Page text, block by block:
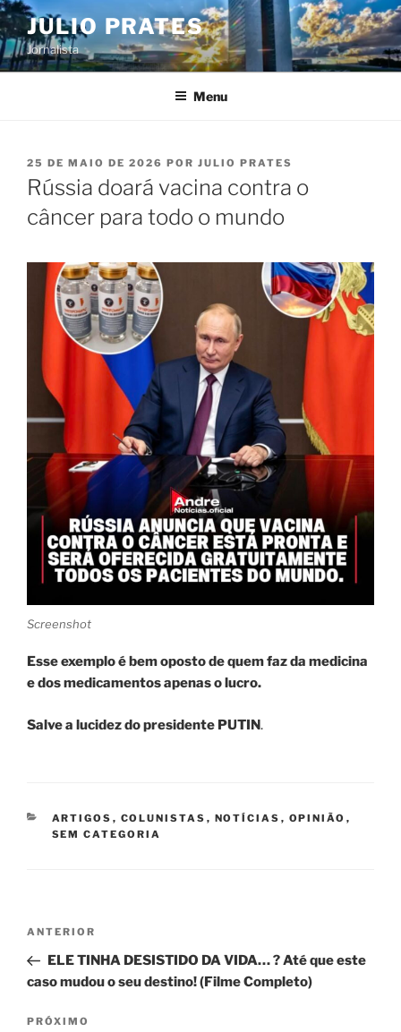
Pular
para
o
conteúdo
JULIO PRATES
Jornalista
Menu
PUBLICADO
EM
25 DE MAIO DE 2026 POR JULIO PRATES
Rússia doará vacina contra o
câncer para todo o mundo
Screenshot
Esse exemplo é bem oposto de quem faz da medicina
e dos medicamentos apenas o lucro.
Salve a lucidez do presidente PUTIN.
CATEGORIAS
ARTIGOS , COLUNISTAS , NOTÍCIAS , OPINIÃO ,
SEM CATEGORIA
Navegação
Post
Post
anterior
ANTERIOR
ELE TINHA DESISTIDO DA VIDA… ? Até que este
caso mudou o seu destino! (Filme Completo)
Próximo
PRÓXIMO